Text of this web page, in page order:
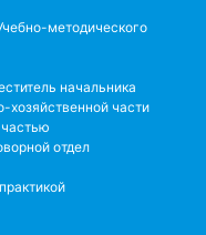
методического
начальника
хозяйственной части
отдел